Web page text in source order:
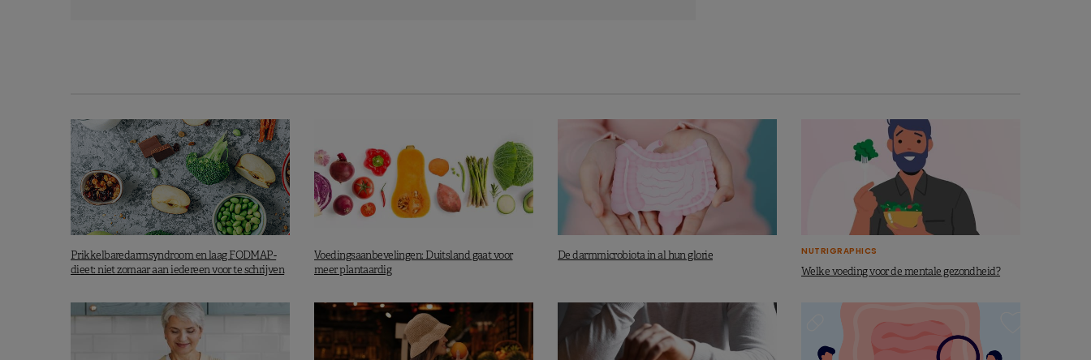
Prikkelbaredarmsyndroom en laag FODMAP-
dieet: niet zomaar aan iedereen voor te schrijven
Voedingsaanbevelingen: Duitsland gaat voor
meer plantaardig
De darmmicrobiota in al hun glorie NUTRIGRAPHICS
Welke voeding voor de mentale gezondheid?